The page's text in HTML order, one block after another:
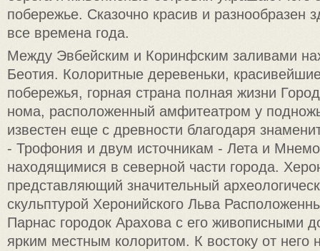
побережье. Сказочно красив и разнообразен
все времена года.
Между Эвбейским и Коринфским заливами
Беотия. Колоритные деревеньки,
побережья, горная страна полная жизни
нома, расположенный амфитеатром у
известен еще с древности благодаря
- Трофония и двум источникам - Лета и
находящимися в северной части города.
представляющий значительный
скульптурой Херонийского Льва
Парнас городок Арахова с его живописными
ярким местным колоритом. К востоку от него